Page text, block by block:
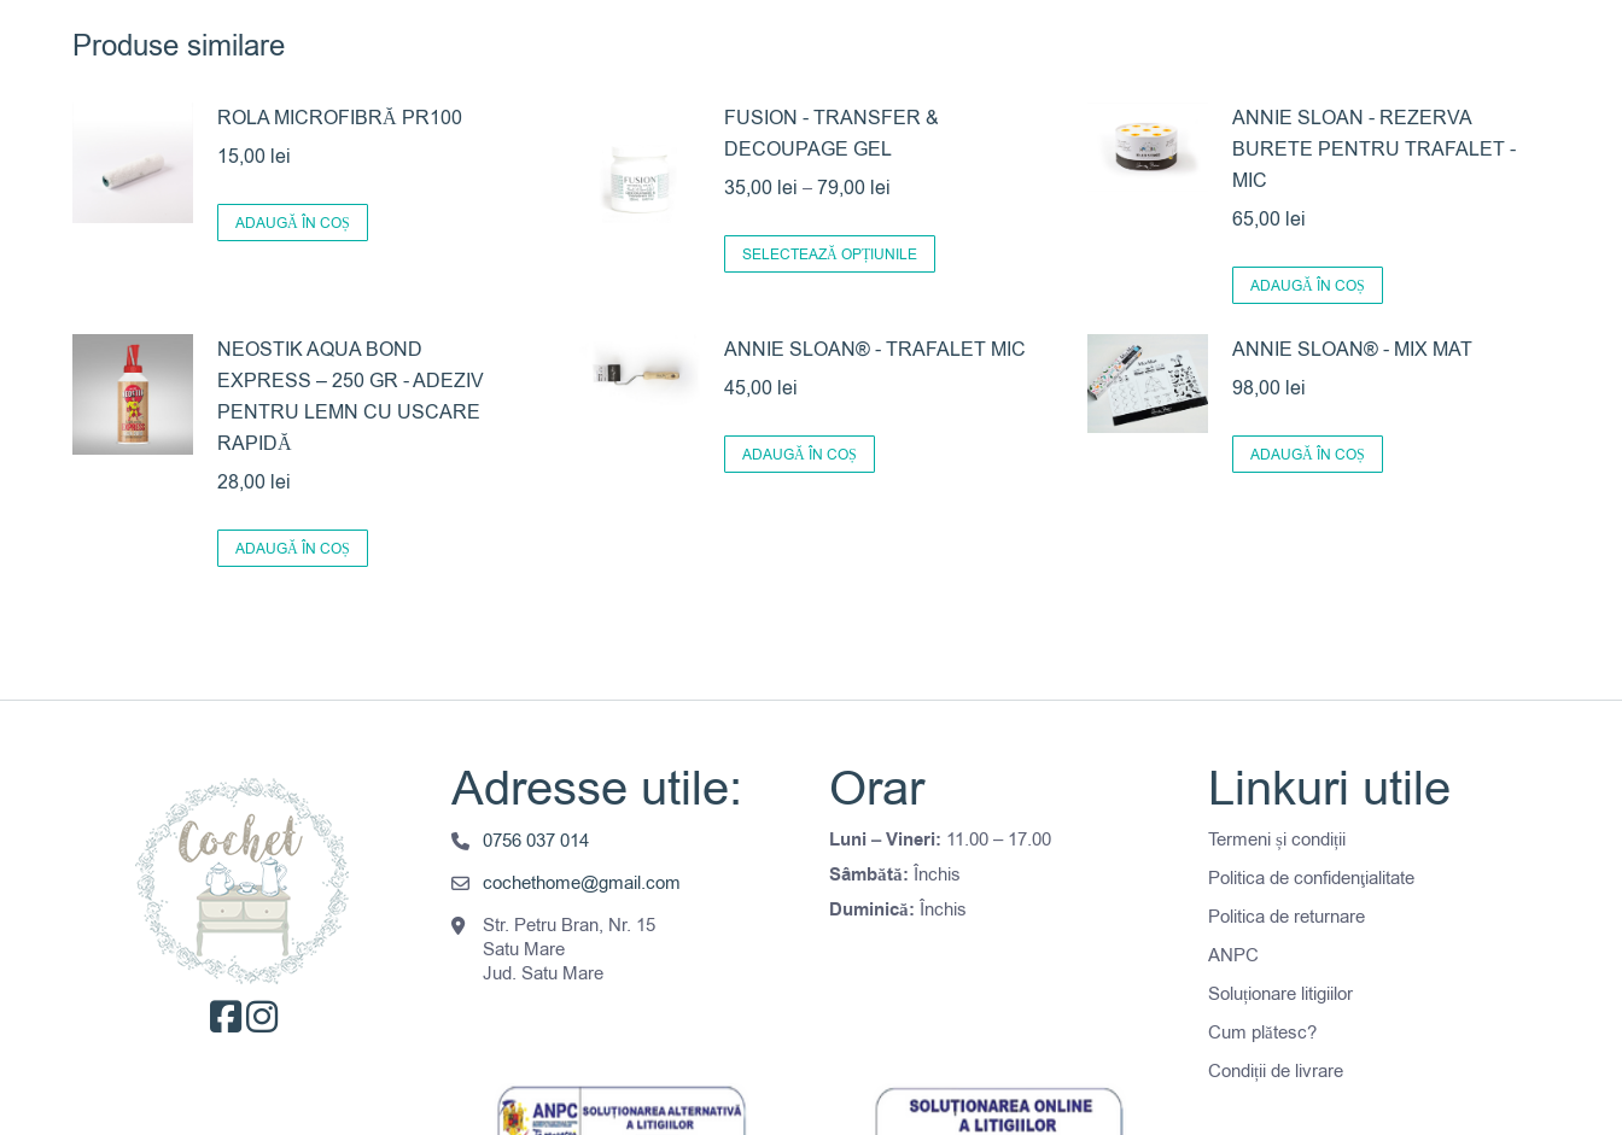
Produse similare
ROLA MICROFIBRĂ PR100
15,00 lei
ADAUGĂ ÎN COȘ
FUSION - TRANSFER &
DECOUPAGE GEL
35,00 lei – 79,00 lei
prețuri:
la
SELECTEAZĂ OPȚIUNILE
mai
ANNIE SLOAN - REZERVA
BURETE PENTRU TRAFALET -
MIC
65,00 lei
ADAUGĂ ÎN COȘ
NEOSTIK AQUA BOND
EXPRESS – 250 GR - ADEZIV
PENTRU LEMN CU USCARE
RAPIDĂ
28,00 lei
ADAUGĂ ÎN COȘ
ANNIE SLOAN® - TRAFALET MIC
45,00 lei
ADAUGĂ ÎN COȘ
ANNIE SLOAN® - MIX MAT
98,00 lei
ADAUGĂ ÎN COȘ
Adresse utile:
0756 037 014
cochethome@gmail.com
Str. Petru Bran, Nr. 15
Satu Mare
Jud. Satu Mare
Orar
Luni – Vineri: 11.00 – 17.00
Sâmbătă: Închis
Duminică: Închis
Linkuri utile
Termeni și condiții
Politica de confidenţialitate
Politica de returnare
ANPC
Soluționare litigiilor
Cum plătesc?
Condiții de livrare